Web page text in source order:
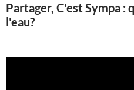
Partager, C'est Sympa :
l'eau?